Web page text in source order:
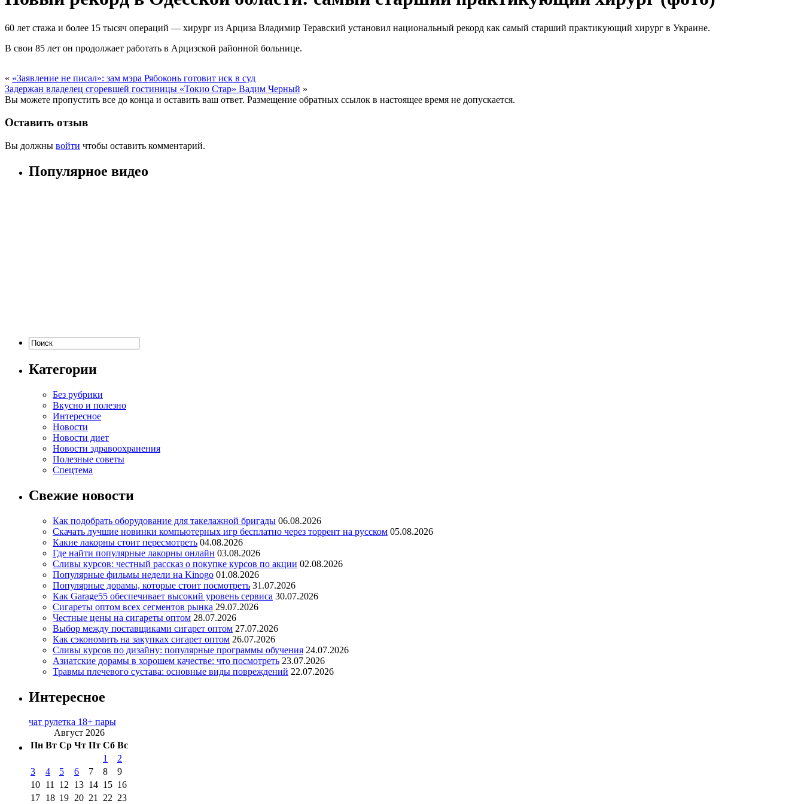
60 лет стажа и более 15 тысяч операций — хирург из Арциза Владимир Теравский установил национальный рекорд как самый старший практикующий хирург в Украине.
В свои 85 лет он продолжает работать в Арцизской районной больнице.
« «Заявление не писал»: зам мэра Рябоконь готовит иск в суд
Задержан владелец сгоревшей гостиницы «Токио Стар» Вадим Черный »
Вы можете пропустить все до конца и оставить ваш ответ. Размещение обратных ссылок в настоящее время не допускается.
Оставить отзыв
Вы должны войти чтобы оставить комментарий.
Популярное видео
Категории
Без рубрики
Вкусно и полезно
Интересное
Новости
Новости диет
Новости здравоохранения
Полезные советы
Спецтема
Свежие новости
Как подобрать оборудование для такелажной бригады 06.08.2026
Скачать лучшие новинки компьютерных игр бесплатно через торрент на русском 05.08.2026
Какие лакорны стоит пересмотреть 04.08.2026
Где найти популярные лакорны онлайн 03.08.2026
Сливы курсов: честный рассказ о покупке курсов по акции 02.08.2026
Популярные фильмы недели на Kinogo 01.08.2026
Популярные дорамы, которые стоит посмотреть 31.07.2026
Как Garage55 обеспечивает высокий уровень сервиса 30.07.2026
Сигареты оптом всех сегментов рынка 29.07.2026
Честные цены на сигареты оптом 28.07.2026
Выбор между поставщиками сигарет оптом 27.07.2026
Как сэкономить на закупках сигарет оптом 26.07.2026
Сливы курсов по дизайну: популярные программы обучения 24.07.2026
Азиатские дорамы в хорошем качестве: что посмотреть 23.07.2026
Травмы плечевого сустава: основные виды повреждений 22.07.2026
Интересное
чат рулетка 18+ пары
Август 2026
Пн Вт Ср Чт Пт Сб Вс
1
2
3
4 5 6 7 8
9
10 11 12 13 14 15 16
17 18 19 20 21 22 23